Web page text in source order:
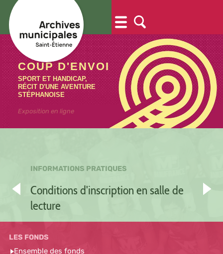
COUP D'ENVOI
SPORT ET HANDICAP,
RÉCIT D'UNE AVENTURE
STÉPHANOISE
Exposition en ligne
Conditions d'inscription en salle de
lecture
Ensemble des fonds